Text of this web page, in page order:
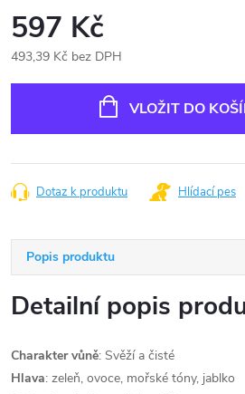
597 Kč
493,39 Kč bez DPH
VLOŽIT DO
Dotaz k produktu Hlídací pes
Popis produktu
Detailní popis
Charakter vůně: Svěží a čisté
Hlava: zeleň, ovoce, mořské tóny, jablko